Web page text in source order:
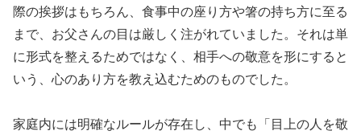
際の挨拶はもちろん、食事中の座り方や箸の持ち方に至る
まで、お父さんの目は厳しく注がれていました。それは単
に形式を整えるためではなく、相手への敬意を形にすると
いう、心のあり方を教え込むためのものでした。
家庭内には明確なルールが存在し、中でも「目上の人を敬